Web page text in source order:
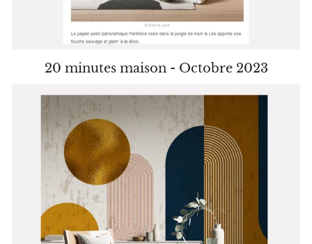
20 minutes maison - Octobre 2023